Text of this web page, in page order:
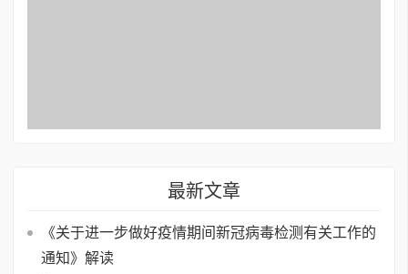
最新文章
《关于进一步做好疫情期间新冠病毒检测有关工作的
通知》解读